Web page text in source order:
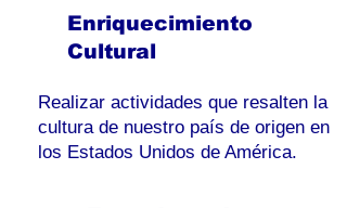
Enriquecimiento
Cultural
Realizar actividades que resalten la
cultura de nuestro país de origen en
los Estados Unidos de América.